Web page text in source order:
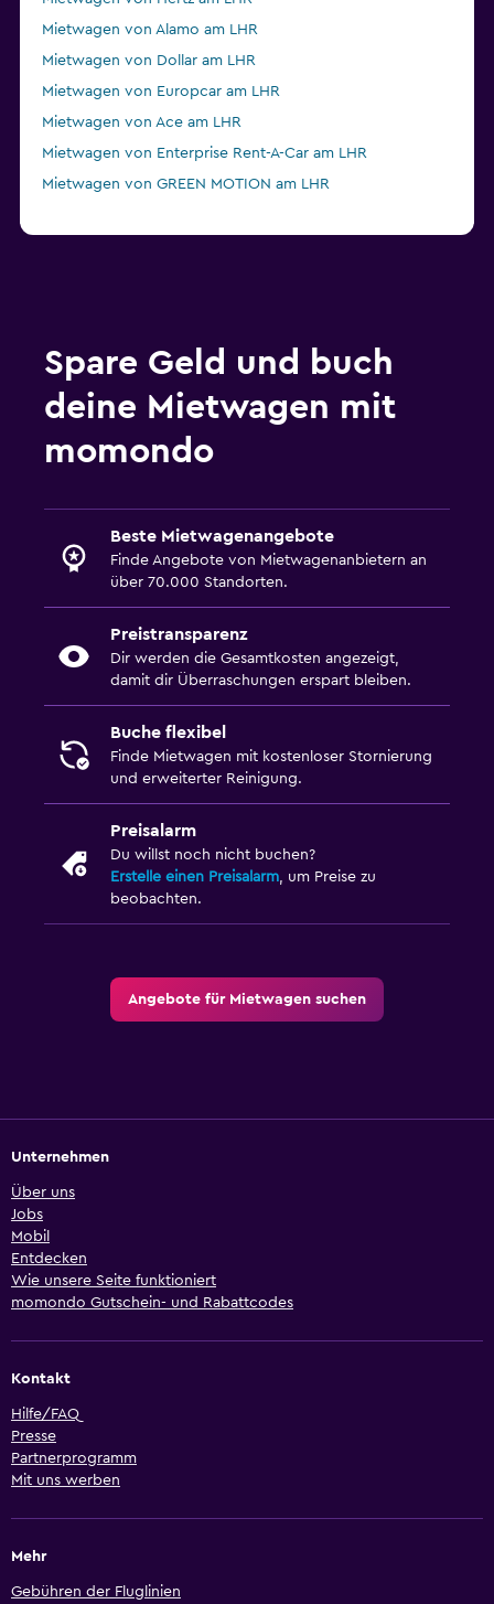
Mietwagen von Alamo am LHR
Mietwagen von Dollar am LHR
Mietwagen von Europcar am LHR
Mietwagen von Ace am LHR
Mietwagen von Enterprise Rent-A-Car am LHR
Mietwagen von GREEN MOTION am LHR
Spare Geld und buch
deine Mietwagen mit
momondo
Beste Mietwagenangebote
Finde Angebote von Mietwagenanbietern an
über 70.000 Standorten.
Preistransparenz
Dir werden die Gesamtkosten angezeigt,
damit dir Überraschungen erspart bleiben.
Buche flexibel
Finde Mietwagen mit kostenloser Stornierung
und erweiterter Reinigung.
Preisalarm
Du willst noch nicht buchen?
Erstelle einen Preisalarm, um Preise zu
beobachten.
Angebote für Mietwagen suchen
Unternehmen
Über uns
Jobs
Mobil
Entdecken
Wie unsere Seite funktioniert
momondo Gutschein- und Rabattcodes
Kontakt
Hilfe/FAQ
Presse
Partnerprogramm
Mit uns werben
Mehr
Gebühren der Fluglinien